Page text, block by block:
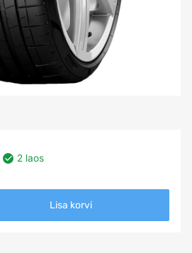
2 laos
Lisa korvi